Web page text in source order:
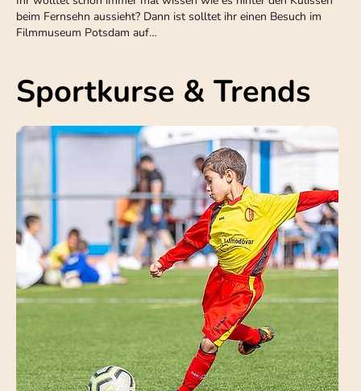
beim Fernsehn aussieht? Dann ist solltet ihr einen Besuch im
Filmmuseum Potsdam auf…
Sportkurse & Trends